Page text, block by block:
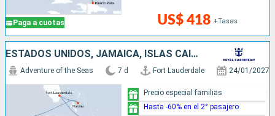
Paga a cuotas US$ 418 +Tasas
ESTADOS UNIDOS, JAMAICA, ISLAS CAIMÁN, BAHAMAS
Adventure of the Seas 7 d Fort Lauderdale 24/01/2027
Precio especial familias
Hasta -60% en el 2° pasajero